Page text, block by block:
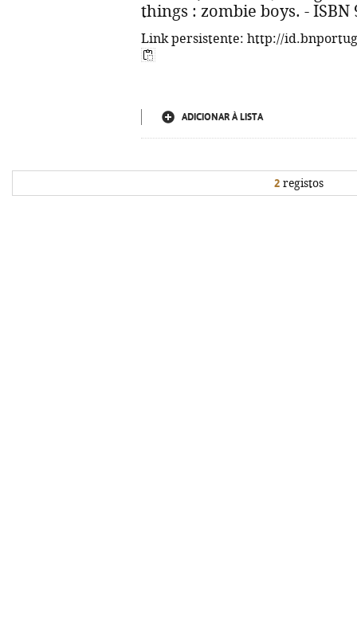
things : zombie boys. - ISBN
Link persistente: http://
ADICIONAR À LISTA
2 registos